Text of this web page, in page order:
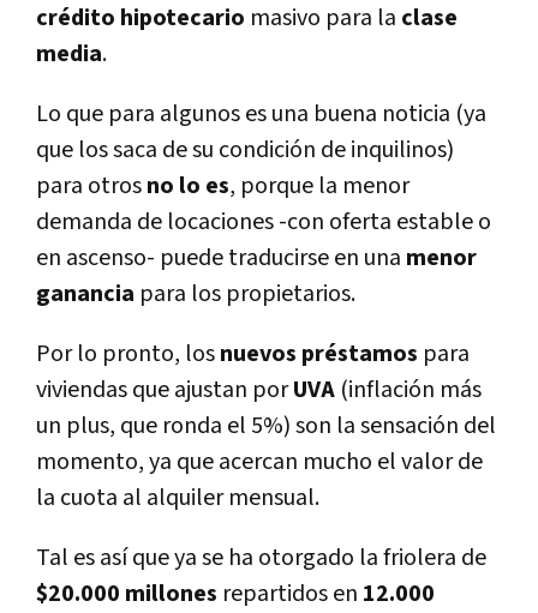
crédito hipotecario masivo para la clase
media.
Lo que para algunos es una buena noticia (ya
que los saca de su condición de inquilinos)
para otrosno lo es, porque la menor
demanda de locaciones -con oferta estable o
en ascenso- puede traducirse en una menor
ganancia para los propietarios.
Por lo pronto, losnuevos préstamos para
viviendas que ajustan porUVA (inflación más
un plus, que ronda el 5%) son la sensación del
momento, ya que acercan mucho el valor de
la cuota al alquiler mensual.
Tal es así­ que ya se ha otorgado la friolera de
$20.000 millones repartidos en 12.000